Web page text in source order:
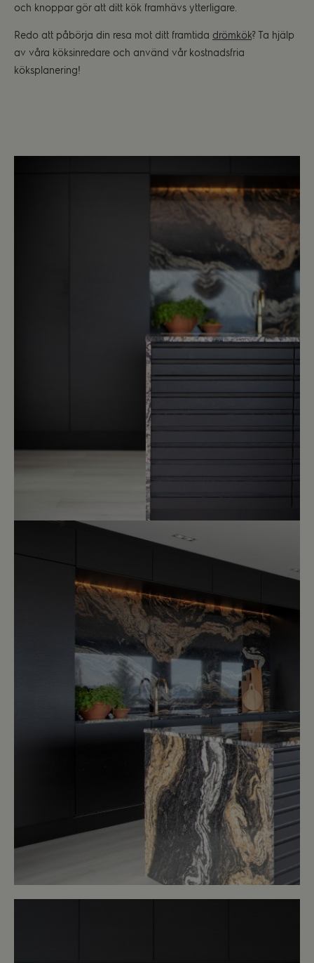
och knoppar gör att ditt kök framhävs ytterligare.
Redo att påbörja din resa mot ditt framtida drömkök? Ta hjälp
av våra köksinredare och använd vår kostnadsfria
köksplanering!